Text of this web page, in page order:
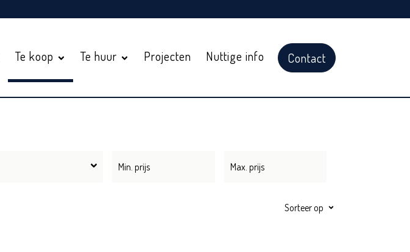
Te koop Te huur Projecten Nuttige info Contact
Sorteer op